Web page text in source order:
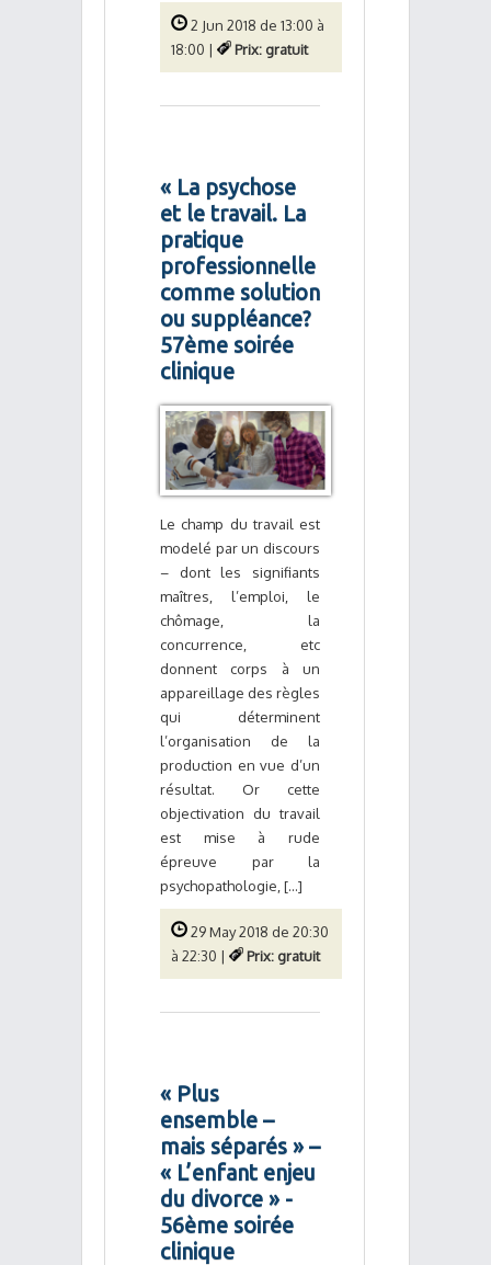
2 Jun 2018 de 13:00 à
18:00 |
Prix: gratuit
« La psychose
et le travail. La
pratique
professionnelle
comme solution
ou suppléance?
57ème soirée
clinique
Le champ du travail est
modelé par un discours
– dont les signifiants
maîtres, l’emploi, le
chômage, la
concurrence, etc
donnent corps à un
appareillage des règles
qui déterminent
l’organisation de la
production en vue d’un
résultat. Or cette
objectivation du travail
est mise à rude
épreuve par la
psychopathologie, [...]
29 May 2018 de 20:30
à 22:30 |
Prix: gratuit
« Plus
ensemble –
mais séparés » –
« L’enfant enjeu
du divorce » -
56ème soirée
clinique